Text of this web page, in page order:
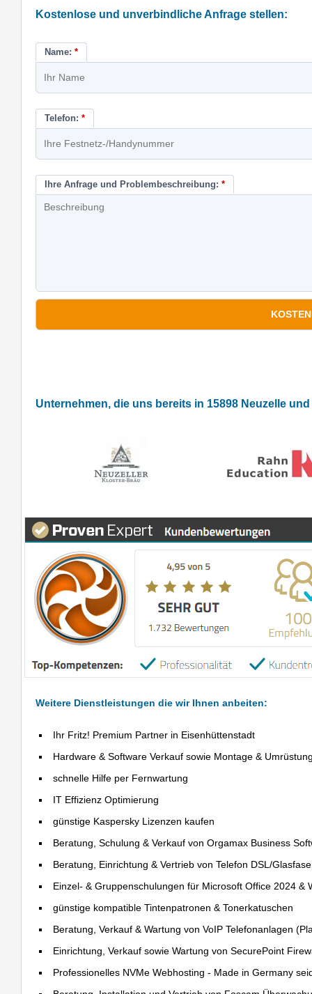
Kostenlose und unverbindliche Anfrage stellen:
Name: *
Telefon: *
Ihre Anfrage und Problembeschreibung: *
Unternehmen, die uns bereits in 15898 Neuzelle
Weitere Dienstleistungen die wir Ihnen anbeiten:
Ihr Fritz! Premium Partner in Eisenhüttenstadt
Hardware & Software Verkauf sowie Montage &
schnelle Hilfe per Fernwartung
IT Effizienz Optimierung
günstige Kaspersky Lizenzen kaufen
Beratung, Schulung & Verkauf von Orgamax Business
Beratung, Einrichtung & Vertrieb von Telefon DSL/
Einzel- & Gruppenschulungen für Microsoft Office 2024 &
günstige kompatible Tintenpatronen & Tonerkatuschen
Beratung, Verkauf & Wartung von VoIP Telefonanlagen
Einrichtung, Verkauf sowie Wartung von SecurePoint
Professionelles NVMe Webhosting - Made in Germany